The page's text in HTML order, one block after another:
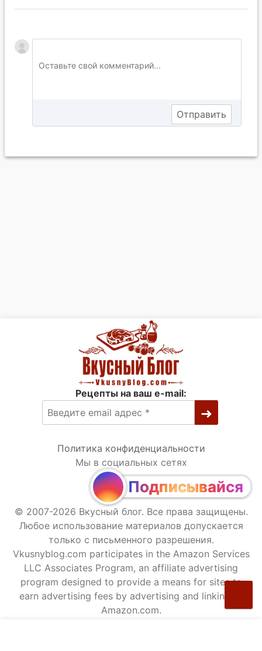
Рецепты на ваш e-mail:
Политика конфиденциальности
Мы в социальных сетях
Подписывайся
© 2007-2026 Вкусный блог. Все права защищены.
Любое использование материалов допускается
только с письменного разрешения.
Vkusnyblog.com participates in the Amazon Services
LLC Associates Program, an affiliate advertising
program designed to provide a means for sites to
earn advertising fees by advertising and linking to
Amazon.com.